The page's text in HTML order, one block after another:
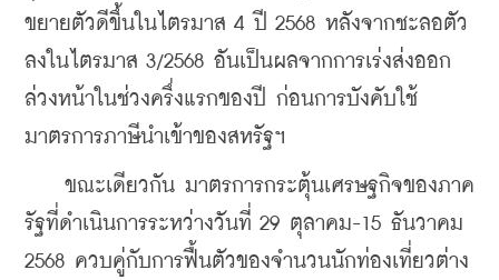
ขยายตัวดีขึ้นในไตรมาส 4 ปี 2568 หลังจากชะลอตัว
ลงในไตรมาส 3/2568 อันเป็นผลจากการเร่งส่งออก
ล่วงหน้าในช่วงครึ่งแรกของปี ก่อนการบังคับใช้
มาตรการภาษีนำเข้าของสหรัฐฯ
ขณะเดียวกัน มาตรการกระตุ้นเศรษฐกิจของภาค
รัฐที่ดำเนินการระหว่างวันที่ 29 ตุลาคม-15 ธันวาคม
2568 ควบคู่กับการฟื้นตัวของจำนวนนักท่องเที่ยวต่าง